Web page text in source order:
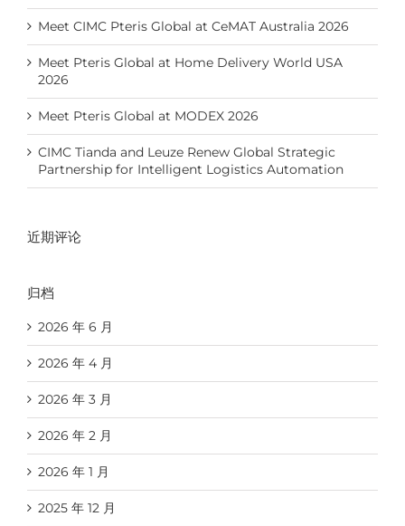
Meet CIMC Pteris Global at CeMAT Australia 2026
Meet Pteris Global at Home Delivery World USA
2026
Meet Pteris Global at MODEX 2026
CIMC Tianda and Leuze Renew Global Strategic
Partnership for Intelligent Logistics Automation
近期评论
归档
2026 年 6 月
2026 年 4 月
2026 年 3 月
2026 年 2 月
2026 年 1 月
2025 年 12 月